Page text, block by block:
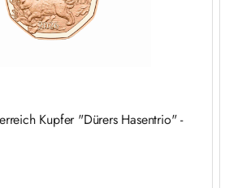
Kupfer "Dürers Hasentrio" -